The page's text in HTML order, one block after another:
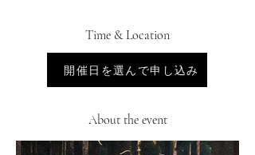
Time & Location
Jul 14, 2026, 6:00 PM – 9:30 PM
会場は未定です。
About the event
開催日を選んで申し込み